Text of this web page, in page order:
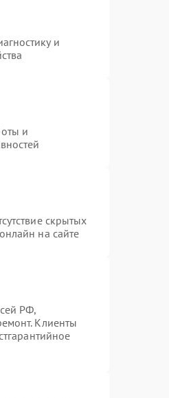
и
и
скрытых
на сайте
РФ,
Клиенты